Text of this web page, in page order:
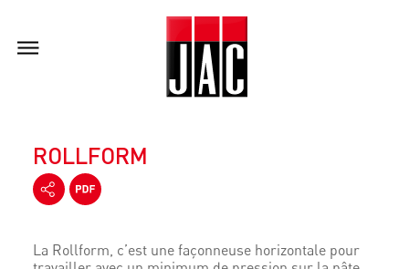
ROLLFORM
La Rollform, c’est une façonneuse horizontale pour